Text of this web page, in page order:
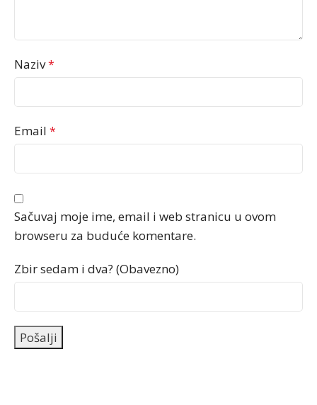
Naziv*
Email *
Sačuvaj moje ime, email i web stranicu u ovom
browseru za buduće komentare.
Zbir sedam i dva? (Obavezno)